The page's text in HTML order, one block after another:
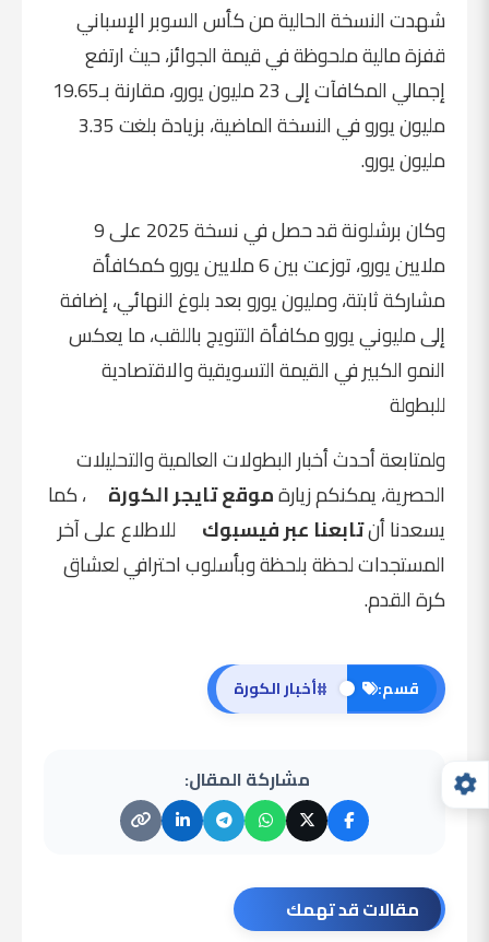
شهدت النسخة الحالية من كأس السوبر الإسباني
قفزة مالية ملحوظة في قيمة الجوائز، حيث ارتفع
إجمالي المكافآت إلى 23 مليون يورو، مقارنة بـ19.65
مليون يورو في النسخة الماضية، بزيادة بلغت 3.35
مليون يورو.
وكان برشلونة قد حصل في نسخة 2025 على 9
ملايين يورو، توزعت بين 6 ملايين يورو كمكافأة
مشاركة ثابتة، ومليون يورو بعد بلوغ النهائي، إضافة
إلى مليوني يورو مكافأة التتويج باللقب، ما يعكس
النمو الكبير في القيمة التسويقية والاقتصادية
للبطولة
ولمتابعة أحدث أخبار البطولات العالمية والتحليلات
الحصرية، يمكنكم زيارةموقعتايجر الكورة
، كما
يسعدنا أنتابعنا عبرفيسبوك
للاطلاع على آخر
المستجدات لحظة بلحظة وبأسلوب احترافي لعشاق
كرة القدم.
قسم: #أخبار الكورة
مشاركة المقال:
مقالات قد تهمك